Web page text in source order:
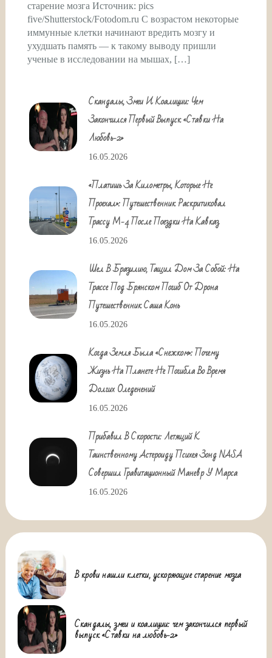
старение мозга Источник: pics
five/Shutterstock/Fotodom.ru С возрастом некоторые
иммунные клетки начинают вредить мозгу и
ухудшать память — к такому выводу пришли
ученые в исследовании на мышах, […]
Скандалы, Змеи И Коалиции: Чем
Закончился Первый Выпуск «Ставки На
Любовь-2»
16.05.2026
«Платишь За Километры, Которые Не
Проехал»: Путешественник Раскритиковал
Трассу М-4 После Поездки На Кавказ
16.05.2026
Шел В Бразилию, Тащил Дом За Собой: На
Трассе Под Брянском Погиб От Дрона
Путешественник Саша Конь
16.05.2026
Когда Земля Была «снежком»: Почему
Жизнь На Планете Не Погибла Во Время
Долгих Оледенений
16.05.2026
Прибавил В Скорости: Летящий К
Таинственному Астероиду Психея Зонд NASA
Совершил Гравитационный Маневр У Марса
16.05.2026
В крови нашли клетки, ускоряющие старение мозга
Скандалы, змеи и коалиции: чем закончился первый
выпуск «Ставки на любовь-2»